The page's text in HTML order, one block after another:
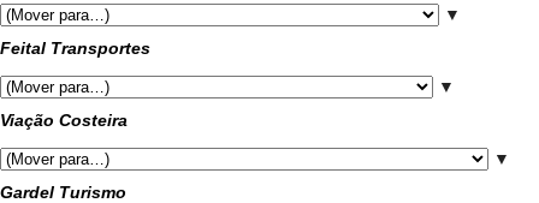
▼
Feital Transportes
▼
Viação Costeira
▼
Gardel Turismo